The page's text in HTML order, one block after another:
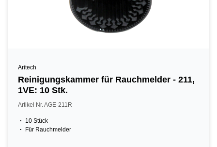
Aritech
Reinigungskammer für Rauchmelder - 211,
1VE: 10 Stk.
Artikel Nr. AGE-211R
10 Stück
Für Rauchmelder